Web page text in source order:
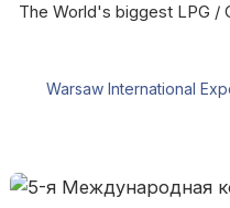
The World's biggest LPG /
Warsaw International